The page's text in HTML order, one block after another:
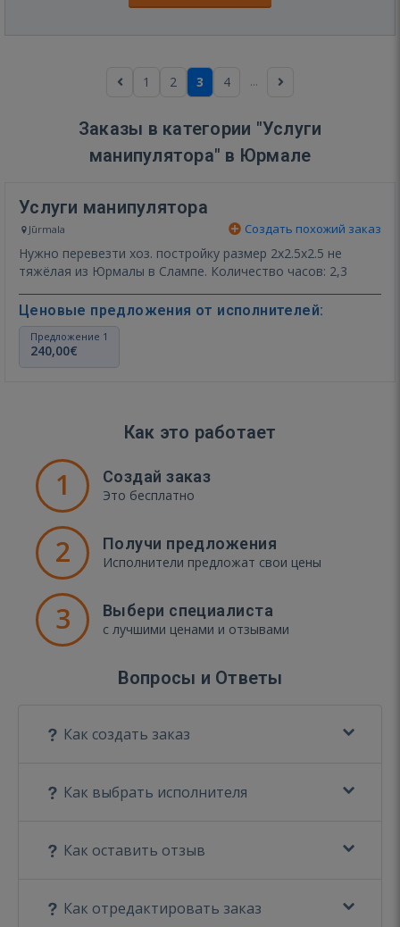
1 2 3 4 ...
Заказы в категории "Услуги
манипулятора" в Юрмале
Услуги манипулятора
Jūrmala Создать похожий заказ
Нужно перевезти хоз. постройку размер 2х2.5х2.5 не
тяжёлая из Юрмалы в Слампе. Количество часов: 2,3
Ценовые предложения от исполнителей:
Предложение 1
240,00€
Как это работает
1 Создай заказ
Это бесплатно
2 Получи предложения
Исполнители предложат свои цены
3 Выбери специалиста
с лучшими ценами и отзывами
Вопросы и Ответы
Как создать заказ
Как выбрать исполнителя
Как оставить отзыв
Как отредактировать заказ